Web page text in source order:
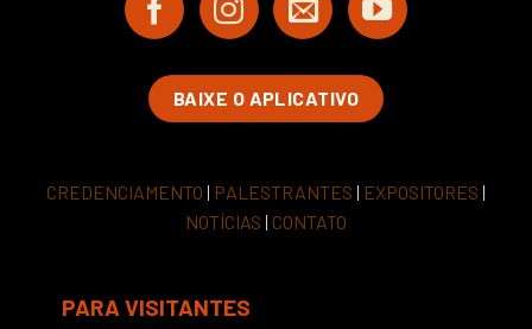
BAIXE O APLICATIVO
CREDENCIAMENTO | PALESTRANTES | EXPOSITORES |
NOTÍCIAS | CONTATO
PARA VISITANTES